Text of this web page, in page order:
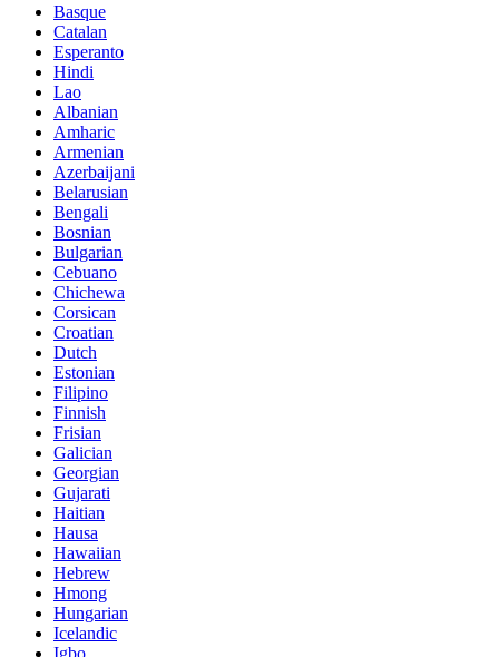
Basque
Catalan
Esperanto
Hindi
Lao
Albanian
Amharic
Armenian
Azerbaijani
Belarusian
Bengali
Bosnian
Bulgarian
Cebuano
Chichewa
Corsican
Croatian
Dutch
Estonian
Filipino
Finnish
Frisian
Galician
Georgian
Gujarati
Haitian
Hausa
Hawaiian
Hebrew
Hmong
Hungarian
Icelandic
Igbo